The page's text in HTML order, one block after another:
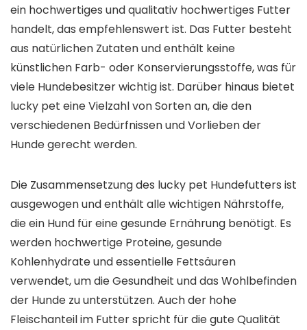
ein hochwertiges und qualitativ hochwertiges Futter
handelt, das empfehlenswert ist. Das Futter besteht
aus natürlichen Zutaten und enthält keine
künstlichen Farb- oder Konservierungsstoffe, was für
viele Hundebesitzer wichtig ist. Darüber hinaus bietet
lucky pet eine Vielzahl von Sorten an, die den
verschiedenen Bedürfnissen und Vorlieben der
Hunde gerecht werden.
Die Zusammensetzung des lucky pet Hundefutters ist
ausgewogen und enthält alle wichtigen Nährstoffe,
die ein Hund für eine gesunde Ernährung benötigt. Es
werden hochwertige Proteine, gesunde
Kohlenhydrate und essentielle Fettsäuren
verwendet, um die Gesundheit und das Wohlbefinden
der Hunde zu unterstützen. Auch der hohe
Fleischanteil im Futter spricht für die gute Qualität